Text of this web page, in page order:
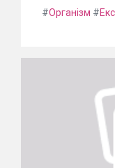
#Організм #